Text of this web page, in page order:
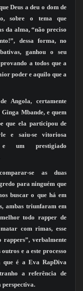
Deus a deu o dom de
sobre o tema que
da alma, “não preciso
dessa forma, no
ganhou o seu
a todos que a
poder e aquilo que a
Angola, certamente
Mbande, e quem
que ela participou de
e saiu-se vitoriosa
e um prestigiado
se as duas
para ninguém que
buscar o que há em
ambas triunfaram em
todo rapper de
com rimas, esse
verbalmente
e a este processo
que é a Eva RapDiva
a referência de
perspectiva.